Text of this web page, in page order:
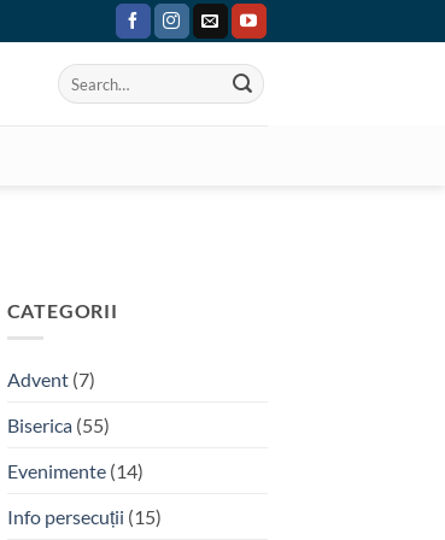
CATEGORII
Advent(7)
Biserica(55)
Evenimente(14)
Info persecuții (15)